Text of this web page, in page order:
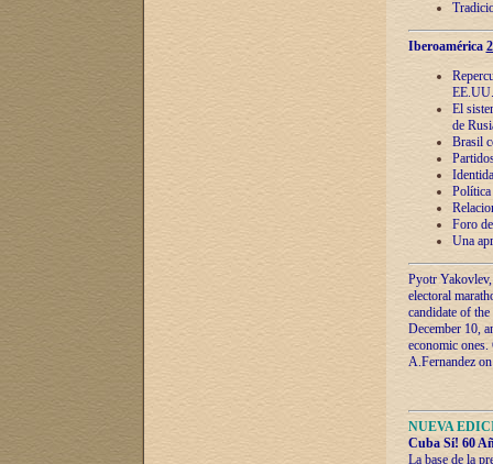
Iberoamérica
EE.UU.
El
de
Brasil
Política
Foro
Una
Pyotr
electoral
candidate of
December 10,
economic
A.Fernandez
NUEVA
Cuba Sí! 60
La base de la